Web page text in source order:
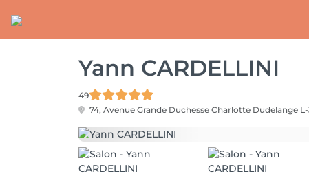
Yann CARDELLINI
49
74, Avenue Grande Duchesse Charlotte Dudelange